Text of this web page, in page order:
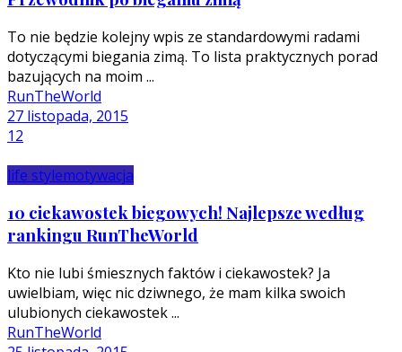
To nie będzie kolejny wpis ze standardowymi radami
dotyczącymi biegania zimą. To lista praktycznych porad
bazujących na moim ...
RunTheWorld
27 listopada, 2015
12
life stylemotywacja
10 ciekawostek biegowych! Najlepsze według
rankingu RunTheWorld
Kto nie lubi śmiesznych faktów i ciekawostek? Ja
uwielbiam, więc nic dziwnego, że mam kilka swoich
ulubionych ciekawostek ...
RunTheWorld